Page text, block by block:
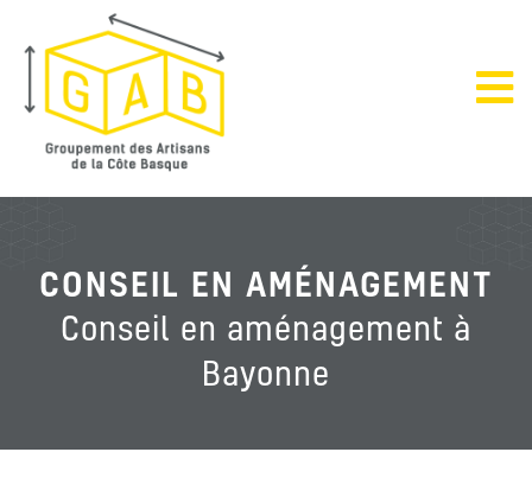
CONSEIL EN AMÉNAGEMENT
Conseil en aménagement à
Bayonne